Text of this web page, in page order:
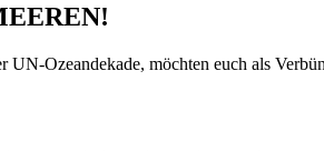
UN-Ozeandekade, möchten euch als